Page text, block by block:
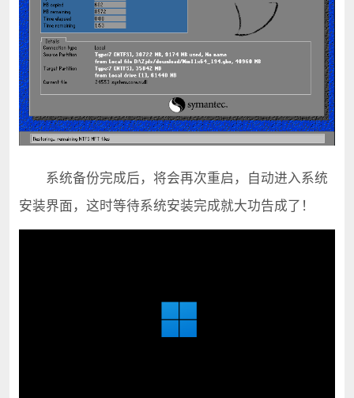
系统备份完成后，将会再次重启，自动进入系统
安装界面，这时等待系统安装完成就大功告成了！